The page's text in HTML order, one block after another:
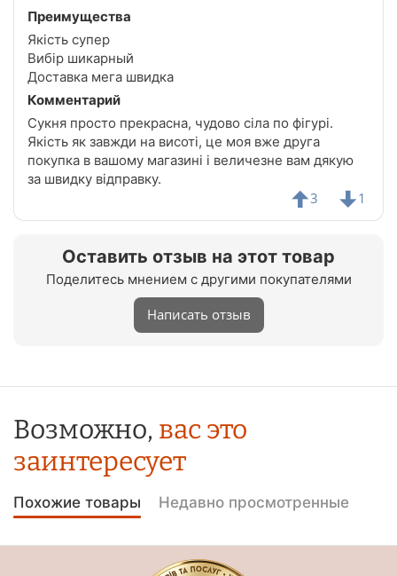
Преимущества
Якість супер
Вибір шикарный
Доставка мега швидка
Комментарий
Сукня просто прекрасна, чудово сіла по фігурі.
Якість як завжди на висоті, це моя вже друга
покупка в вашому магазині і величезне вам дякую
за швидку відправку.
3 1
Оставить отзыв на этот товар
Поделитесь мнением с другими покупателями
Написать отзыв
Возможно, вас это
заинтересует
Похожие товары Недавно просмотренные